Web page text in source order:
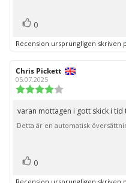
Rösta
0
Recension ursprungligen skriven
Recensionsförfattare:
Chris Pickett
05.07.2025
utav
5
stjärnor
Recensionstext:
varan mottagen i gott skick i tid
Detta är en automatisk
Rösta
0